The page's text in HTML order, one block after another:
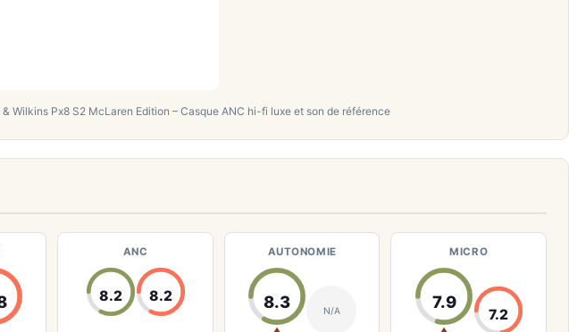
Wilkins Px8 S2 McLaren Edition – Casque ANC hi-fi luxe et son de référence
ANC
8.2 8.2
AUTONOMIE
8.3 N/A
MICRO
7.9
7.2